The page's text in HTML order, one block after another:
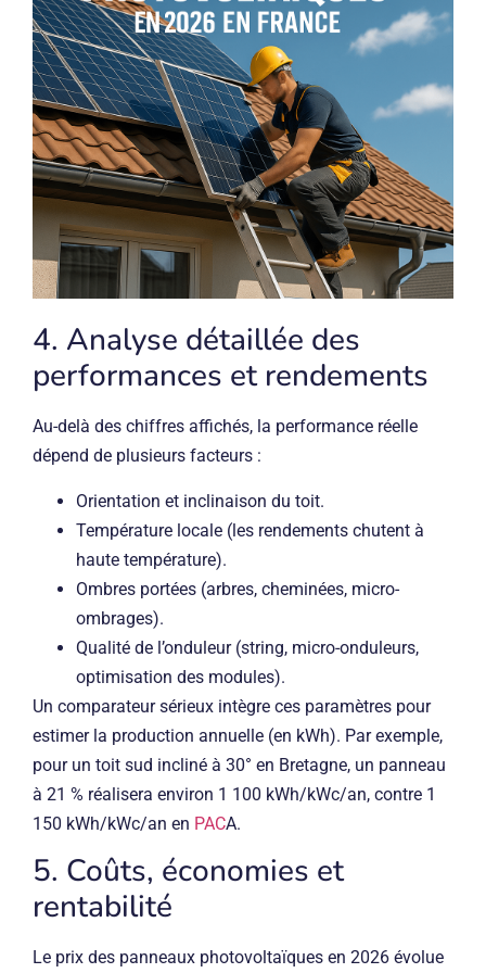
4. Analyse détaillée des
performances et rendements
Au-delà des chiffres affichés, la performance réelle
dépend de plusieurs facteurs :
Orientation et inclinaison du toit.
Température locale (les rendements chutent à
haute température).
Ombres portées (arbres, cheminées, micro-
ombrages).
Qualité de l’onduleur (string, micro-onduleurs,
optimisation des modules).
Un comparateur sérieux intègre ces paramètres pour
estimer la production annuelle (en kWh). Par exemple,
pour un toit sud incliné à 30° en Bretagne, un panneau
à 21 % réalisera environ 1 100 kWh/kWc/an, contre 1
150 kWh/kWc/an en PACA.
5. Coûts, économies et
rentabilité
Le prix des panneaux photovoltaïques en 2026 évolue